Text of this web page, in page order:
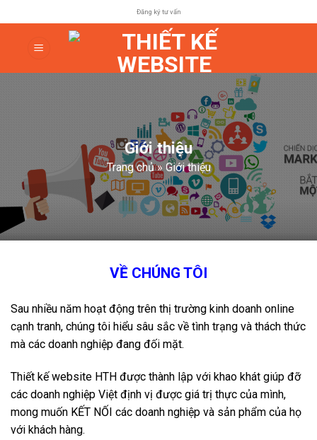
to
content
Đăng ký tư vấn
Giới thiệu
Trang chủ» Giới thiệu
VỀ CHÚNG TÔI
Sau nhiều năm hoạt động trên thị trường kinh doanh online
cạnh tranh, chúng tôi hiểu sâu sắc về tình trạng và thách thức
mà các doanh nghiệp đang đối mặt.
Thiết kế website HTH được thành lập với khao khát giúp đỡ
các doanh nghiệp Việt định vị được giá trị thực của mình,
mong muốn KẾT NỐI các doanh nghiệp và sản phẩm của họ
với khách hàng.